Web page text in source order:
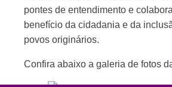
pontes de entendimento e
benefício da cidadania e da
povos originários.
Confira abaixo a galeria de fotos